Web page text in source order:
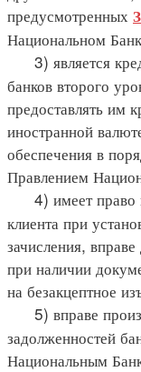
предусмотренных
Национальном
3) является
банков второго
предоставлять им
иностранной
обеспечения в
Правлением
4) имеет право
клиента при
зачисления,
при наличии
на безакцептное
5) вправе
задолженностей
Национальным